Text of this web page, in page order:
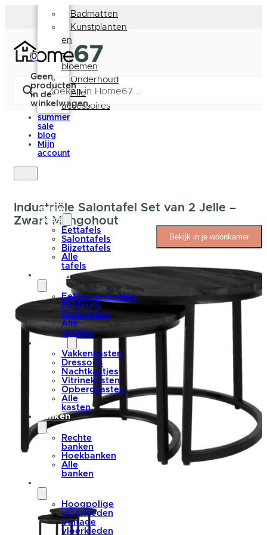
0
Geen
producten
in de
winkelwagen.
Badmatten
Kunstplanten
en
-
bloemen
Onderhoud
Alle
accessoires
summer
sale
blog
Mijn
account
nieuw
tafels
Eettafels
Salontafels
Bijzettafels
Alle
tafels
stoelen
Eetkamerstoelen
Fauteuils
Barkrukken
Alle
stoelen
Vakkenkasten
Dressoirs
Nachtkastjes
Vitrinekasten
Opbergkasten
Alle
kasten
banken
Rechte
banken
Hoekbanken
Alle
banken
Hoogpolige
vloerkleden
Vintage
vloerkleden
Industriële Salontafel Set van 2 Jelle –
Zwart Mangohout
Bekijk in je woonkamer